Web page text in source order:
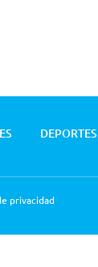
DEPORTES
privacidad